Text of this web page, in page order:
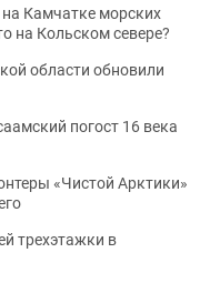
Камчатке морских
на Кольском севере?
области обновили
погост 16 века
«Чистой Арктики»
трехэтажки в